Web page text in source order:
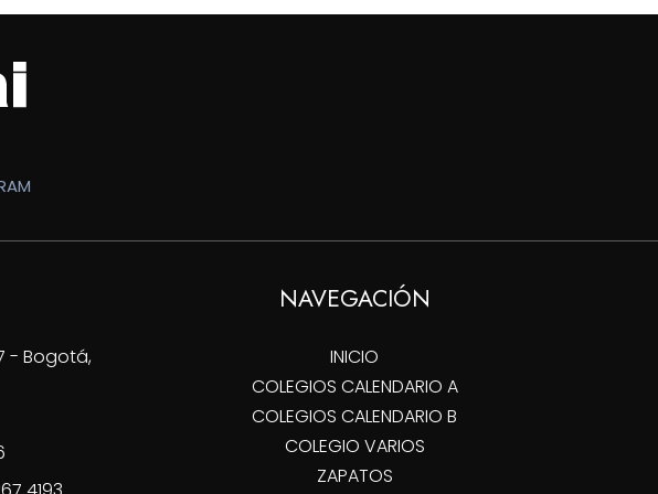
$35,000
$77,000
- Bogotá,
NAVEGACIÓN
INICIO
COLEGIOS CALENDARIO A
COLEGIOS CALENDARIO B
COLEGIO VARIOS
ZAPATOS